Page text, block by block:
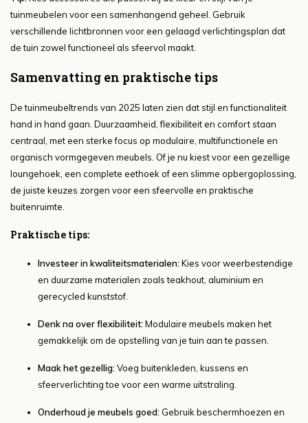
tuinmeubelen voor een samenhangend geheel. Gebruik
verschillende lichtbronnen voor een gelaagd verlichtingsplan dat
de tuin zowel functioneel als sfeervol maakt.
Samenvatting en praktische tips
De tuinmeubeltrends van 2025 laten zien dat stijl en functionaliteit
hand in hand gaan. Duurzaamheid, flexibiliteit en comfort staan
centraal, met een sterke focus op modulaire, multifunctionele en
organisch vormgegeven meubels. Of je nu kiest voor een gezellige
loungehoek, een complete eethoek of een slimme opbergoplossing,
de juiste keuzes zorgen voor een sfeervolle en praktische
buitenruimte.
Praktische tips:
Investeer in kwaliteitsmaterialen: Kies voor weerbestendige
en duurzame materialen zoals teakhout, aluminium en
gerecycled kunststof.
Denk na over flexibiliteit: Modulaire meubels maken het
gemakkelijk om de opstelling van je tuin aan te passen.
Maak het gezellig: Voeg buitenkleden, kussens en
sfeerverlichting toe voor een warme uitstraling.
Onderhoud je meubels goed: Gebruik beschermhoezen en